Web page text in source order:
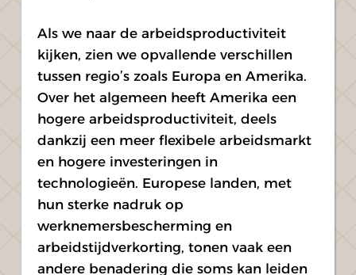
Als we naar de arbeidsproductiviteit
kijken, zien we opvallende verschillen
tussen regio’s zoals Europa en Amerika.
Over het algemeen heeft Amerika een
hogere arbeidsproductiviteit, deels
dankzij een meer flexibele arbeidsmarkt
en hogere investeringen in
technologieën. Europese landen, met
hun sterke nadruk op
werknemersbescherming en
arbeidstijdverkorting, tonen vaak een
andere benadering die soms kan leiden